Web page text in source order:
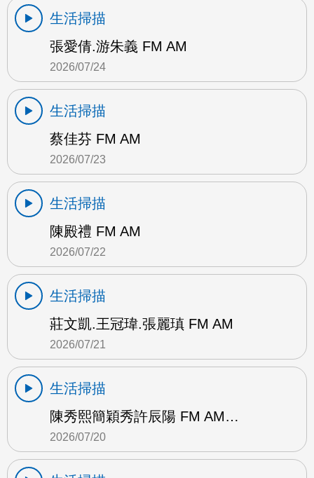
生活掃描
張愛倩.游朱義 FM AM
2026/07/24
生活掃描
蔡佳芬 FM AM
2026/07/23
生活掃描
陳殿禮 FM AM
2026/07/22
生活掃描
莊文凱.王冠瑋.張麗瑱 FM AM
2026/07/21
生活掃描
陳秀熙簡穎秀許辰陽 FM AM…
2026/07/20